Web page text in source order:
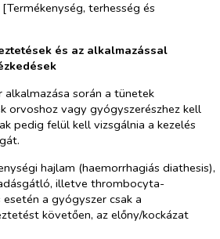
terhesség és
és az alkalmazással
során a tünetek
orvoshoz vagy gyógyszerészhez kell
pedig felül kell vizsgálnia a kezelés
hajlam (haemorrhagiás diathesis),
illetve thrombocyta-
a gyógyszer csak a
követően, az előny/kockázat